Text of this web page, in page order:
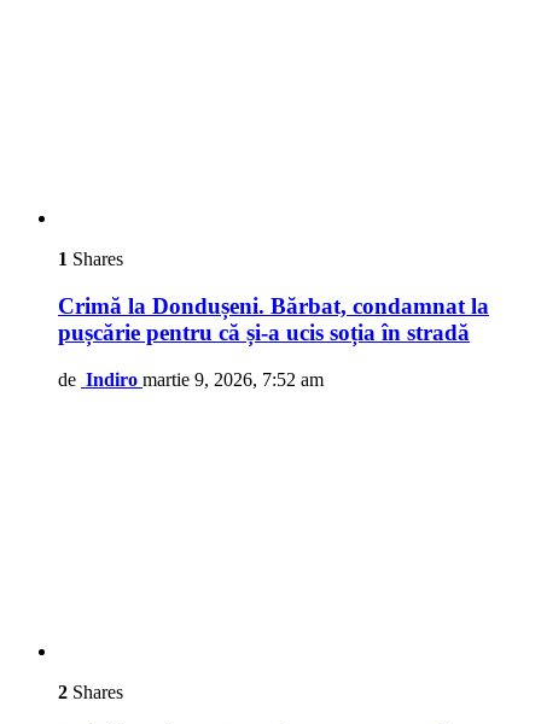
1 Shares
Crimă la Dondușeni. Bărbat, condamnat la
pușcărie pentru că și-a ucis soția în stradă
de Indiro martie 9, 2026, 7:52 am
2 Shares